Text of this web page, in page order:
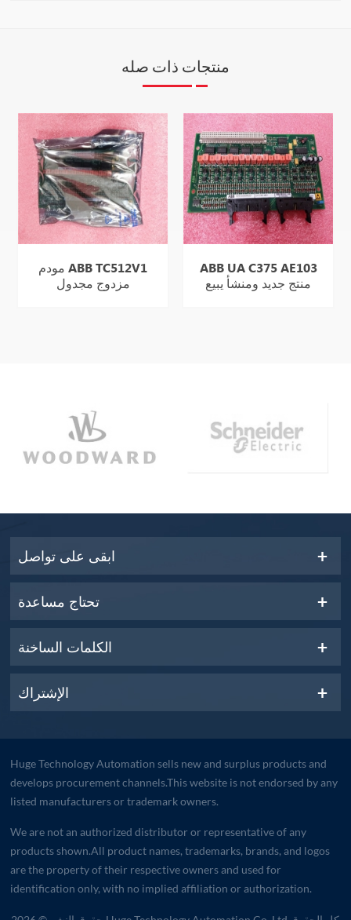
منتجات ذات صله
مودم ABB TC512V1
مزدوج مجدول
ABB UA C375 AE103
منتج جديد ومنشأ يبيع
ابقى على تواصل
تحتاج مساعدة
الكلمات الساخنة
الإشتراك
Huge Technology Automation sells new and surplus products and
develops procurement channels.This website is not endorsed by any
listed manufacturers or trademark owners.
We are not an authorized distributor or representative of any
products shown.All product names, trademarks, brands, and logos
are the property of their respective owners and used for
identification only, with no implied affiliation or authorization.